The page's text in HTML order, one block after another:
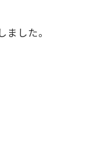
した。